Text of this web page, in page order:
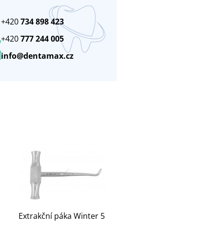
info@dentamax.cz
+420777 244 005
+420734 898 423
Extrakční páka Winter 5